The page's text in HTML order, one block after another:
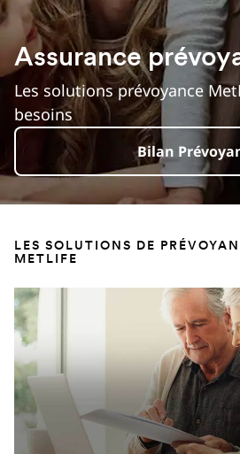
Assurance
Les solutions prévoyance
besoins
Bilan
LES SOLUTIONS DE
METLIFE